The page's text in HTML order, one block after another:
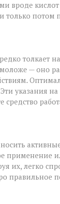
уходе
вроде
только потом
толкает
— оно
указания на
средство
активные
применение
их, легко